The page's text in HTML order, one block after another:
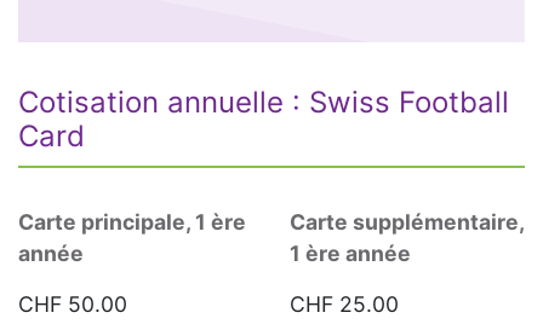
Cotisation annuelle : Swiss Football
Card
Carte principale, 1 ère
année
CHF 50.00
Carte supplémentaire,
1 ère année
CHF 25.00